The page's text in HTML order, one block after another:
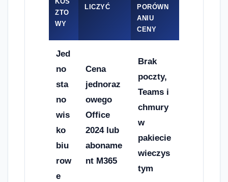
ZTO
WY
LICZYĆ
PORÓWN
ANIU
CENY
Jed
no
sta
no
wis
ko
biu
row
e
Cena
jednoraz
owego
Office
2024 lub
aboname
nt M365
Brak
poczty,
Teams i
chmury
w
pakiecie
wieczys
tym